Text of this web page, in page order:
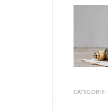
CATEGORIE: